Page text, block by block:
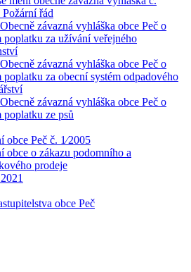
řád
závazná vyhláška obce Peč o
poplatku za užívání veřejného
závazná vyhláška obce Peč o
poplatku za obecní systém odpadového
závazná vyhláška obce Peč o
poplatku ze psů
obce Peč č. 1⁄2005
obce o zákazu podomního a
prodeje
obce Peč